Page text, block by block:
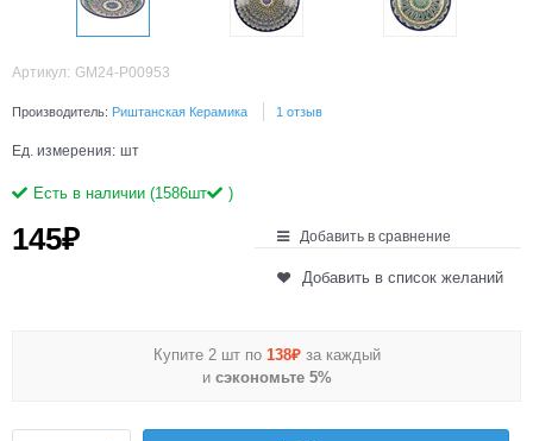
Артикул: GM24-P00953
Производитель: Риштанская Керамика 1 отзыв
Ед. измерения: шт
Есть в наличии (1586шт )
145₽ Добавить в сравнение
Добавить в список желаний
Купите 2 шт по138₽ за каждый
исэкономьте 5%